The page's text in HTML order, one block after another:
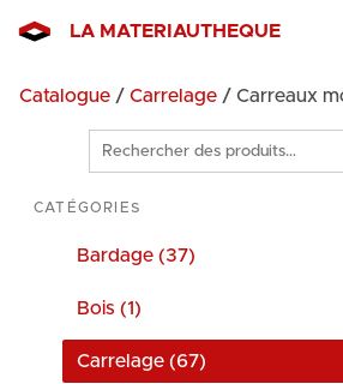
LA MATERIAUTHEQUE
Catalogue / Carrelage / Carreaux
Rechercher
des
produits
CATÉGORIES
Bardage (37)
Bois (1)
Carrelage (67)